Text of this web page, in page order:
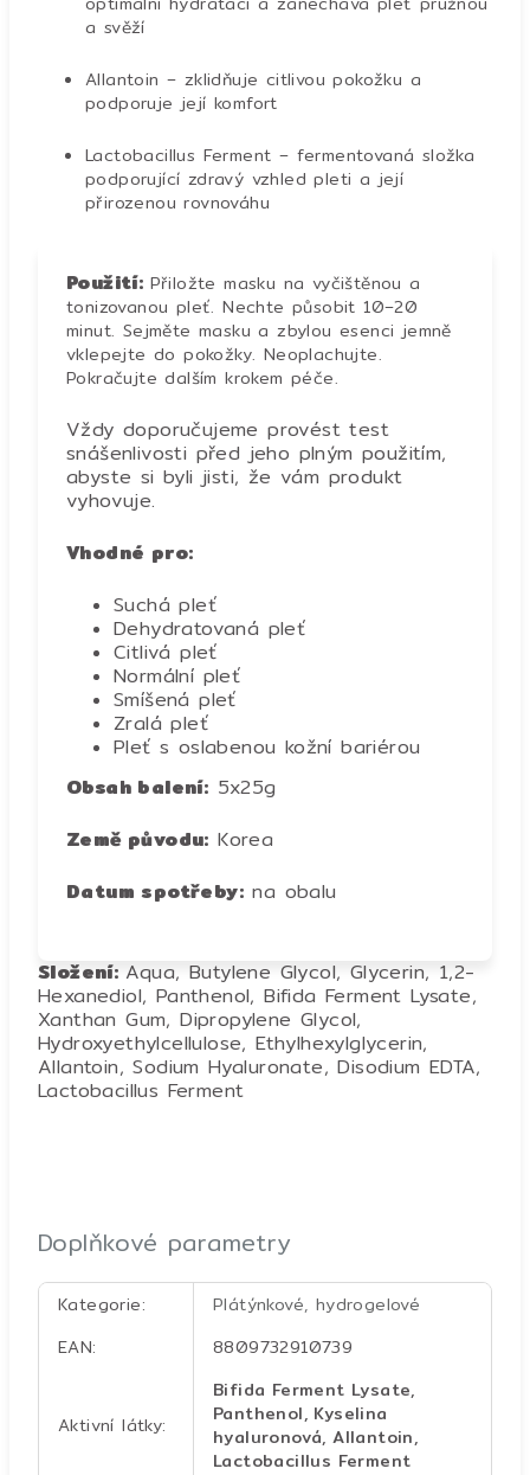
a svěží
Allantoin – zklidňuje citlivou pokožku a
podporuje její komfort
Lactobacillus Ferment – fermentovaná složka
podporující zdravý vzhled pleti a její
přirozenou rovnováhu
Použití: Přiložte masku na vyčištěnou a
tonizovanou pleť. Nechte působit 10–20
minut. Sejměte masku a zbylou esenci jemně
vklepejte do pokožky. Neoplachujte.
Pokračujte dalším krokem péče.
Vždy doporučujeme provést test
snášenlivosti před jeho plným použitím,
abyste si byli jisti, že vám produkt
vyhovuje.
Vhodné pro:
Suchá pleť
Dehydratovaná pleť
Citlivá pleť
Normální pleť
Smíšená pleť
Zralá pleť
Pleť s oslabenou kožní bariérou
Obsah balení: 5x25g
Země původu: Korea
Datum spotřeby: na obalu
Složení: Aqua, Butylene Glycol, Glycerin, 1,2-
Hexanediol, Panthenol, Bifida Ferment Lysate,
Xanthan Gum, Dipropylene Glycol,
Hydroxyethylcellulose, Ethylhexylglycerin,
Allantoin, Sodium Hyaluronate, Disodium EDTA,
Lactobacillus Ferment
Doplňkové parametry
Kategorie:
Plátýnkové, hydrogelové
EAN: 8809732910739
Aktivní látky:
Bifida Ferment Lysate,
Panthenol, Kyselina
hyaluronová, Allantoin,
Lactobacillus Ferment